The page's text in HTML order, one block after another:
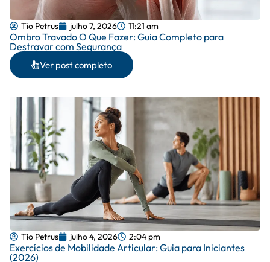
Tio Petrus julho 7, 2026 11:21 am
Ombro Travado O Que Fazer: Guia Completo para
Destravar com Segurança
Ver post completo
Tio Petrus julho 4, 2026 2:04 pm
Exercícios de Mobilidade Articular: Guia para Iniciantes
(2026)